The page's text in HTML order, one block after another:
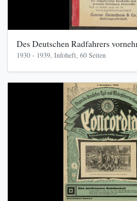
Des Deutschen Radfahrers
1930 - 1939, Infoheft, 60 Seiten